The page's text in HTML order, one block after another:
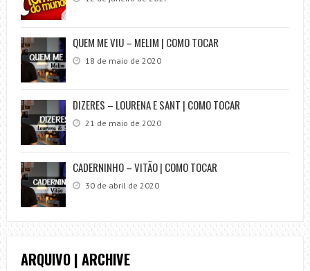
QUEM ME VIU – MELIM | COMO TOCAR
18 de maio de 2020
DIZERES – LOURENA E SANT | COMO TOCAR
21 de maio de 2020
CADERNINHO – VITÃO | COMO TOCAR
30 de abril de 2020
ARQUIVO | ARCHIVE